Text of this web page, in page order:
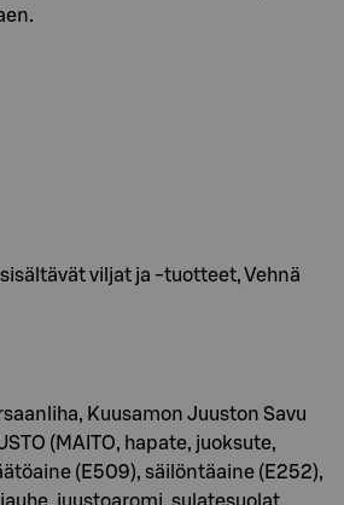
viljat ja -tuotteet, Vehnä
Kuusamon Juuston Savu
(MAITO, hapate, juoksute,
(E509), säilöntäaine (E252),